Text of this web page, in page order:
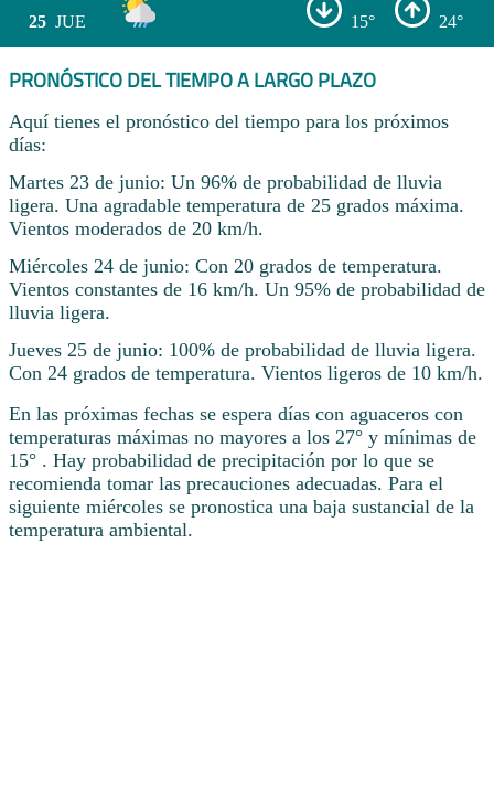
25 JUE 15° 24°
PRONÓSTICO DEL TIEMPO A LARGO PLAZO
Aquí tienes el pronóstico del tiempo para los próximos
días:
Martes 23 de junio: Un 96% de probabilidad de lluvia
ligera. Una agradable temperatura de 25 grados máxima.
Vientos moderados de 20 km/h.
Miércoles 24 de junio: Con 20 grados de temperatura.
Vientos constantes de 16 km/h. Un 95% de probabilidad de
lluvia ligera.
Jueves 25 de junio: 100% de probabilidad de lluvia ligera.
Con 24 grados de temperatura. Vientos ligeros de 10 km/h.
En las próximas fechas se espera días con aguaceros con
temperaturas máximas no mayores a los 27° y mínimas de
15° . Hay probabilidad de precipitación por lo que se
recomienda tomar las precauciones adecuadas. Para el
siguiente miércoles se pronostica una baja sustancial de la
temperatura ambiental.